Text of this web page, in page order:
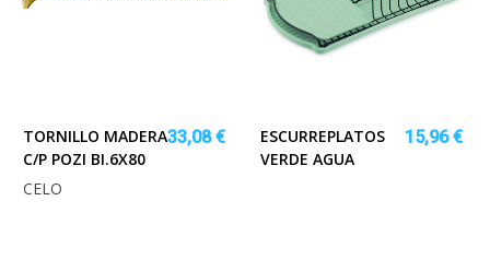
TORNILLO MADERA
C/P POZI BI.6X80
33,08 €
CELO
ESCURREPLATOS
VERDE AGUA
15,96 €